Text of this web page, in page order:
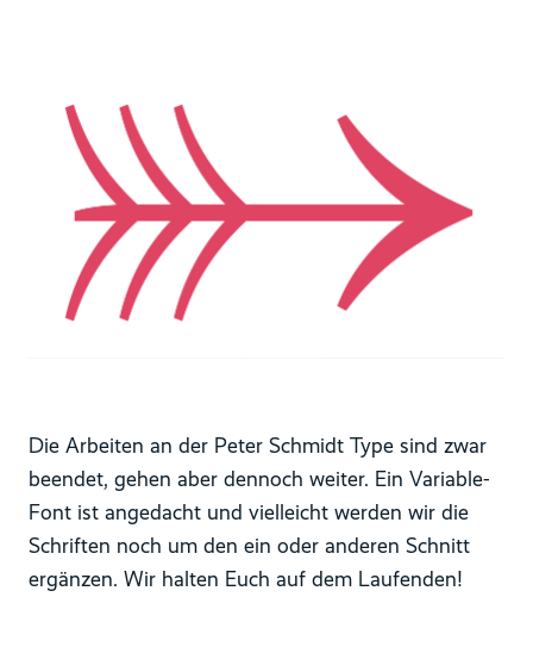
Die Arbeiten an der Peter Schmidt Type sind zwar
beendet, gehen aber dennoch weiter. Ein Variable-
Font ist angedacht und vielleicht werden wir die
Schriften noch um den ein oder anderen Schnitt
ergänzen. Wir halten Euch auf dem Laufenden!